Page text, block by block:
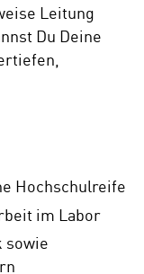
Leitung
Du Deine
Hochschulreife
im Labor
sowie